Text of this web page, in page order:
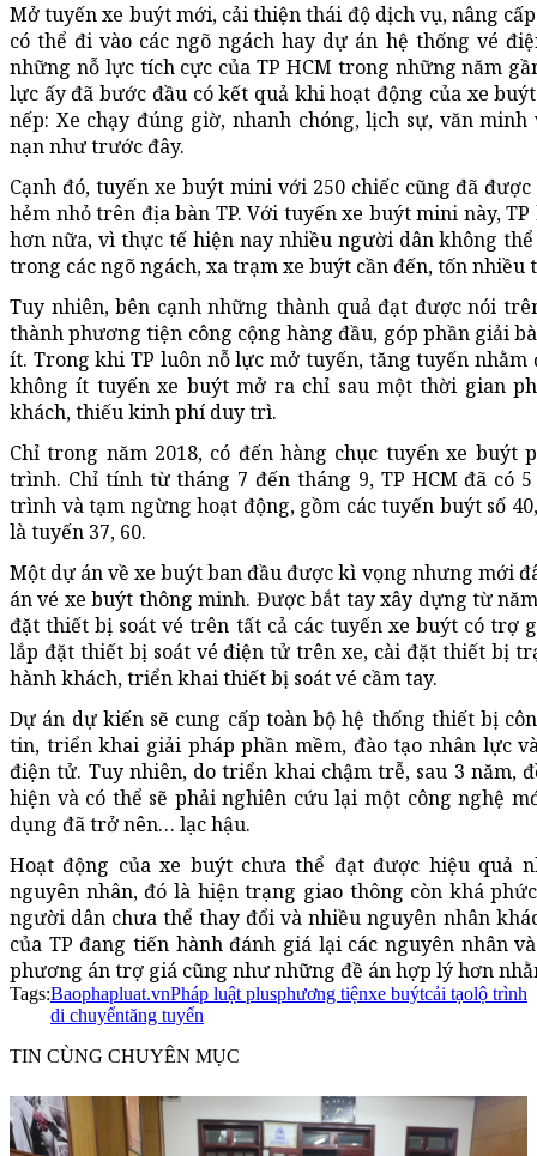
Mở tuyến xe buýt mới, cải thiện thái độ dịch vụ, nâng
có thể đi vào các ngõ ngách hay dự án hệ thống vé
những nỗ lực tích cực của TP HCM trong những năm
lực ấy đã bước đầu có kết quả khi hoạt động của xe
nếp: Xe chạy đúng giờ, nhanh chóng, lịch sự, văn
nạn như trước đây.
Cạnh đó, tuyến xe buýt mini với 250 chiếc cũng đã
hẻm nhỏ trên địa bàn TP. Với tuyến xe buýt mini này,
hơn nữa, vì thực tế hiện nay nhiều người dân không
trong các ngõ ngách, xa trạm xe buýt cần đến, tốn
Tuy nhiên, bên cạnh những thành quả đạt được nói
thành phương tiện công cộng hàng đầu, góp phần giải
ít. Trong khi TP luôn nỗ lực mở tuyến, tăng tuyến
không ít tuyến xe buýt mở ra chỉ sau một thời gian
khách, thiếu kinh phí duy trì.
Chỉ trong năm 2018, có đến hàng chục tuyến xe buýt
trình. Chỉ tính từ tháng 7 đến tháng 9, TP HCM đã có
trình và tạm ngừng hoạt động, gồm các tuyến buýt số
là tuyến 37, 60.
Một dự án về xe buýt ban đầu được kì vọng nhưng mới
án vé xe buýt thông minh. Được bắt tay xây dựng từ
đặt thiết bị soát vé trên tất cả các tuyến xe buýt có trợ
lắp đặt thiết bị soát vé điện tử trên xe, cài đặt thiết bị
hành khách, triển khai thiết bị soát vé cầm tay.
Dự án dự kiến sẽ cung cấp toàn bộ hệ thống thiết bị
tin, triển khai giải pháp phần mềm, đào tạo nhân lực
điện tử. Tuy nhiên, do triển khai chậm trễ, sau 3 năm,
hiện và có thể sẽ phải nghiên cứu lại một công nghệ
dụng đã trở nên… lạc hậu.
Hoạt động của xe buýt chưa thể đạt được hiệu quả
nguyên nhân, đó là hiện trạng giao thông còn khá
người dân chưa thể thay đổi và nhiều nguyên nhân
của TP đang tiến hành đánh giá lại các nguyên nhân
phương án trợ giá cũng như những đề án hợp lý hơn
Tags:Baophapluat.vnPháp luật plusphương tiệnxe buýtcải tạolộ trình
di chuyểntăng tuyến
TIN CÙNG CHUYÊN MỤC